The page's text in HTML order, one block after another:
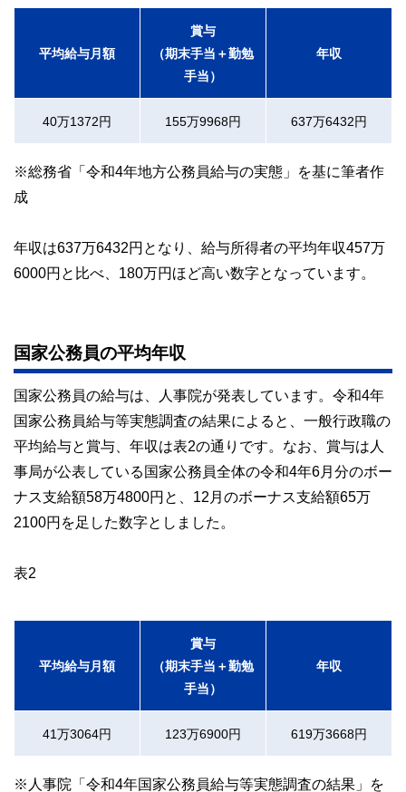
平均給与月額
賞与
（期末手当＋勤勉
手当）
年収
40万1372円 155万9968円 637万6432円
※総務省「令和4年地方公務員給与の実態」を基に筆者作
成
年収は637万6432円となり、給与所得者の平均年収457万
6000円と比べ、180万円ほど高い数字となっています。
国家公務員の平均年収
国家公務員の給与は、人事院が発表しています。令和4年
国家公務員給与等実態調査の結果によると、一般行政職の
平均給与と賞与、年収は表2の通りです。なお、賞与は人
事局が公表している国家公務員全体の令和4年6月分のボー
ナス支給額58万4800円と、12月のボーナス支給額65万
2100円を足した数字としました。
表2
平均給与月額
賞与
（期末手当＋勤勉
手当）
年収
41万3064円 123万6900円 619万3668円
※人事院「令和4年国家公務員給与等実態調査の結果」を